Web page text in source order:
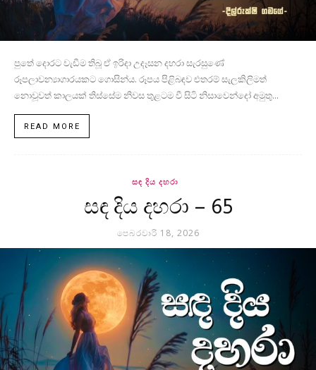
පුතේ දොරට වැඩීම තිබූ ඒ ඉරිදා උදෑසන දහරා සැරසුණේ
රූපලාවන්‍යාගාරයකට ගොසින්ය. රූපය පිළිබඳව එතරම් සැලකිලිමත්
නොවූවත් කාලයක් තිස්සේම නිවස තුළටම වී සිටි නිසාවෙන්දෝ අමුතු...
READ MORE
සඳ දිය දහරා
සඳ දිය දහරා – 65
පෙබරවාරි 18, 2026